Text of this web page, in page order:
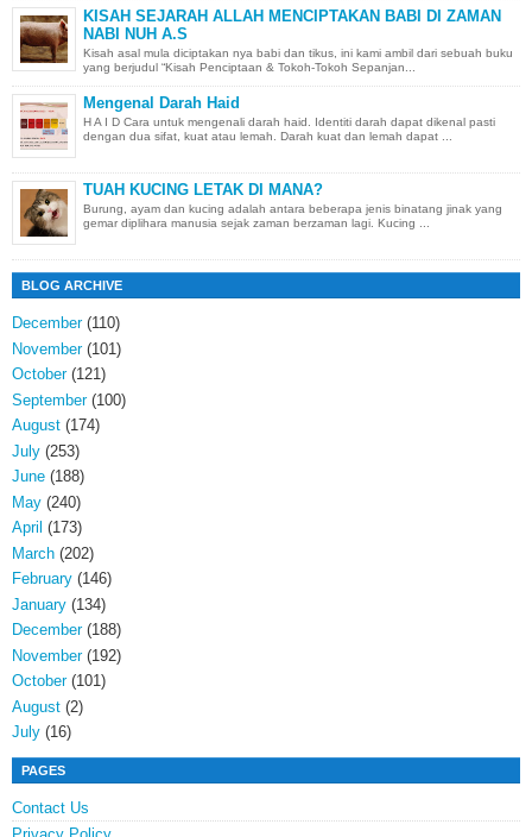
KISAH SEJARAH ALLAH MENCIPTAKAN BABI DI ZAMAN
NABI NUH A.S
Kisah asal mula diciptakan nya babi dan tikus, ini kami ambil dari sebuah buku
yang berjudul “Kisah Penciptaan & Tokoh-Tokoh Sepanjan...
Mengenal Darah Haid
H A I D Cara untuk mengenali darah haid. Identiti darah dapat dikenal pasti
dengan dua sifat, kuat atau lemah. Darah kuat dan lemah dapat ...
TUAH KUCING LETAK DI MANA?
Burung, ayam dan kucing adalah antara beberapa jenis binatang jinak yang
gemar diplihara manusia sejak zaman berzaman lagi. Kucing ...
BLOG ARCHIVE
December(110)
November(101)
October(121)
September(100)
August (174)
July (253)
June (188)
May (240)
April (173)
March (202)
February (146)
January (134)
December(188)
November(192)
October(101)
August (2)
July (16)
PAGES
Contact Us